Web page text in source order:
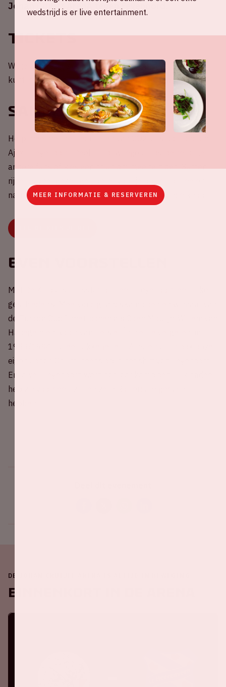
Johan Cruijff ArenA tegen Feyenoord.
Tickets
Wil je aanwezig zijn bij een thuiswedstrijd van Ajax? Je
kunt je tickets bestellen viade website van Ajax.
Samenrijden
Help mee met het reduceren van CO2-uitstoot rondom
Ajax - Feyenoord! Deel nu jouw lege autostoel(en) met
andere fans of kies een rit uit om mee te rijden. Samen
rijden is veel gezelliger, beter voor je portemonnee én
natuurlijk het milieu. Druk snel op onderstaande knop.
Even voorstellen
Met De Kuip als thuisstadion heeft Feyenoord een rijke
geschiedenis. Meervoudig landskampioen en winnaar van
de Europa Cup I, met iconen als Coen Moulijn, Willem van
Hanegem en Robin van Persie. Én niet te vergeten: in
1983/1984, na een akkefietje in Amsterdam, dook onze
eigen Johan Cruijff ineens op in het shirt van Feyenoord.
En jawel, Feyenoord werd dat jaar kampioen. ‘Elk nadeel
heb z’n voordeel,’ zullen ze in Rotterdam gedacht
hebben.
DE JOHAN CRUIJFF ARENA IS ALTIJD IN BEWEGING
Binnenkort in de ArenA
wedstrijd is er live entertainment.
MEER INFORMATIE & RESERVEREN